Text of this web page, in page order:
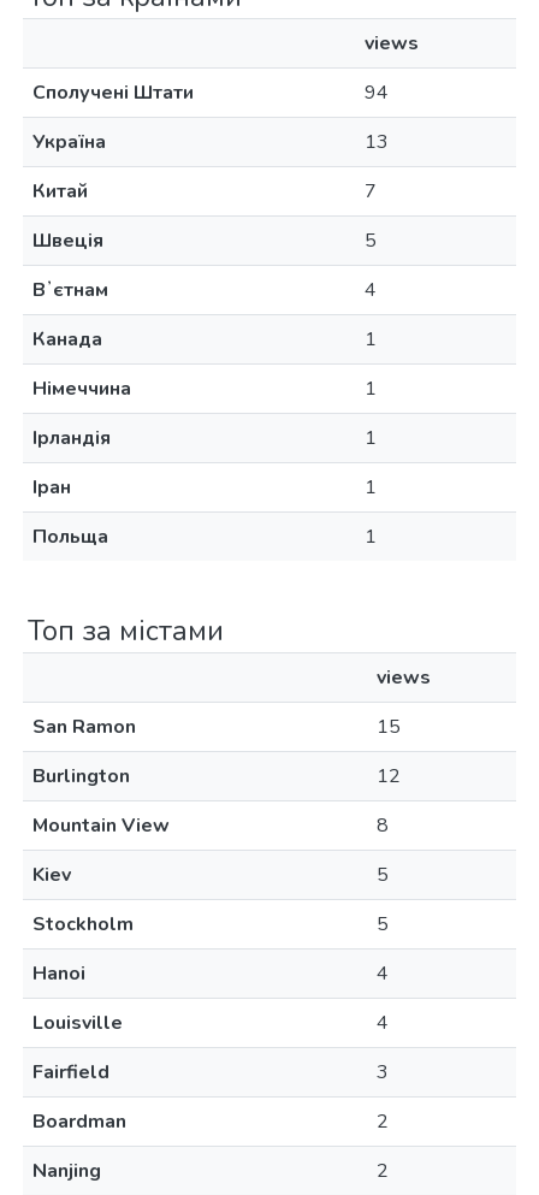
views
Сполучені Штати
94
Україна
13
Китай
7
Швеція
5
Вʼєтнам
4
Канада
1
Німеччина
1
Ірландія
1
Іран
1
Польща
1
Топ за містами
views
San Ramon
15
Burlington
12
Mountain View
8
Kiev
5
Stockholm
5
Hanoi
4
Louisville
4
Fairfield
3
Boardman
2
Nanjing
2